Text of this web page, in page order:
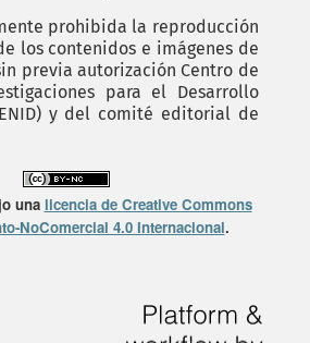
prohibida la reproducción
los contenidos e imágenes de
previa autorización Centro de
para el Desarrollo
y del comité editorial de
una licencia de Creative Commons
NoComercial 4.0 Internacional.